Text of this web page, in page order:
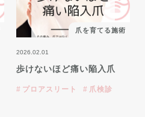
爪を育てる施術
2026.02.01
歩けないほど痛い陥入爪
プロアスリート 爪検診